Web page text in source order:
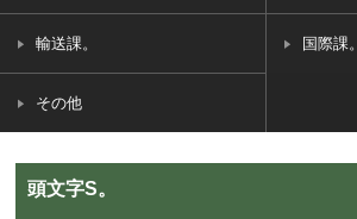
輸送課。 国際課。
その他
頭文字S。